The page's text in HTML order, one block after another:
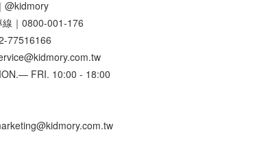
@kidmory
｜0800-001-176
77516166
FRI. 10:00 - 18:00